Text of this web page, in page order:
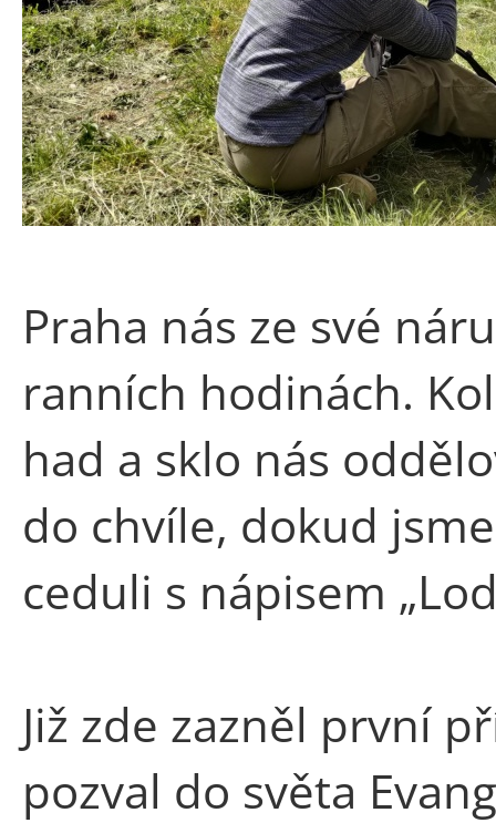
Praha nás ze své
ranních hodinách.
had a sklo nás
do chvíle, dokud
ceduli s nápisem
Již zde zazněl první
pozval do světa